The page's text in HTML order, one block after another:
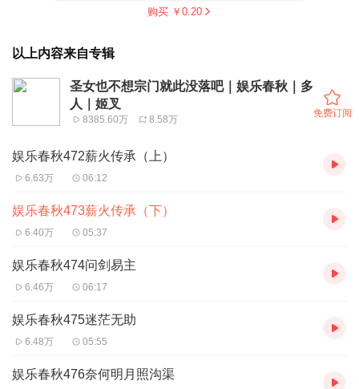
购买 ￥ 0.20
以上内容来自专辑
圣女也不想宗门就此没落吧｜娱乐春秋｜多
人｜姬叉
8385.60万 8.58万
免费订阅
娱乐春秋472薪火传承（上）
6.63万 06:12
娱乐春秋473薪火传承（下）
6.40万 05:37
娱乐春秋474问剑易主
6.46万 06:17
娱乐春秋475迷茫无助
6.48万 05:55
娱乐春秋476奈何明月照沟渠